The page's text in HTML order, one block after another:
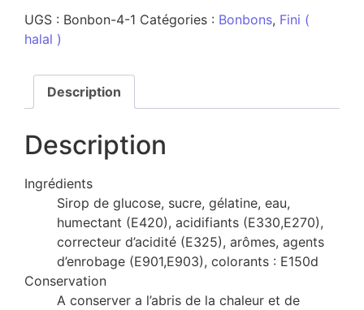
UGS : Bonbon-4-1 Catégories : Bonbons, Fini (
halal )
Description
Description
Ingrédients
Sirop de glucose, sucre, gélatine, eau,
humectant (E420), acidifiants (E330,E270),
correcteur d’acidité (E325), arômes, agents
d’enrobage (E901,E903), colorants : E150d
Conservation
A conserver a l’abris de la chaleur et de